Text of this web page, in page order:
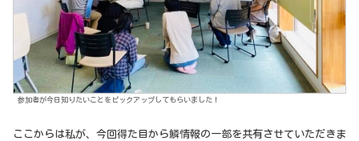
参加者が今日知りたいことをピックアップしてもらいました！
ここからは私が、今回得た目から鱗情報の一部を共有させていただきま